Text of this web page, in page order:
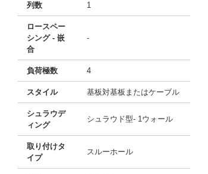
列数 1
ロースペー
シング - 嵌
合
-
負荷極数 4
スタイル 基板対基板またはケーブル
シュラウデ
ィング
シュラウド型- 1ウォール
取り付けタ
イプ
スルーホール